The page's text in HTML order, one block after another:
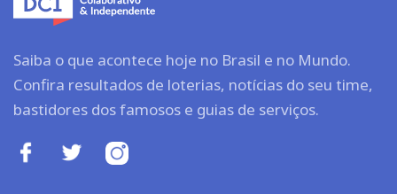
Saiba o que acontece hoje no Brasil e no Mundo.
Confira resultados de loterias, notícias do seu time,
bastidores dos famosos e guias de serviços.